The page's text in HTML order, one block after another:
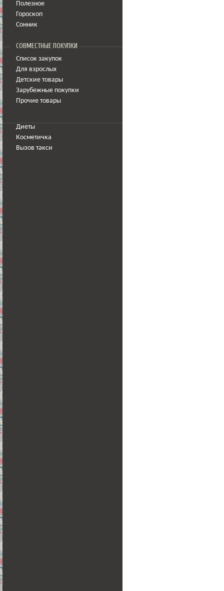
Полезное
Гороскоп
Сонник
СОВМЕСТНЫЕ ПОКУПКИ
Список закупок
Для взрослых
Детские товары
Зарубежные покупки
Прочие товары
Диеты
Косметичка
Вызов такси